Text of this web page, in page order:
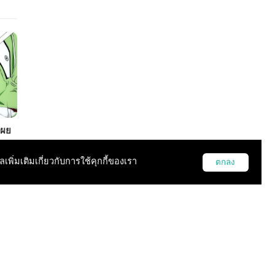
ย
เพิ่มเติมเกี่ยวกับการใช้คุกกี้ของเรา ตกลง